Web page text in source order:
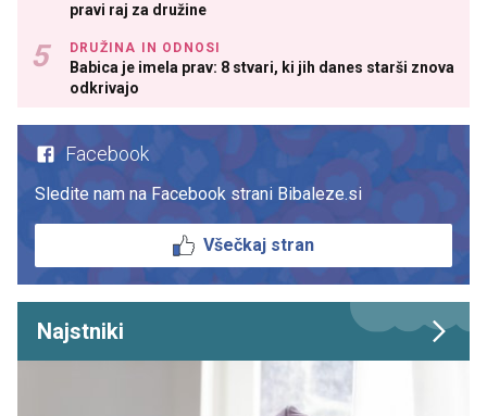
pravi raj za družine
DRUŽINA IN ODNOSI
Babica je imela prav: 8 stvari, ki jih danes starši znova
odkrivajo
Facebook
Sledite nam na Facebook strani Bibaleze.si
Všečkaj stran
Najstniki